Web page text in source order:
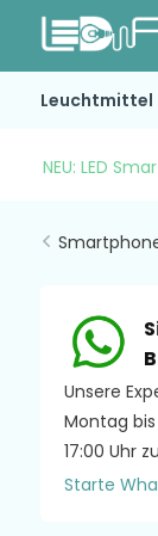
Leuchtmittel
NEU: LED
Unsere
Montag
17:00 Uhr
Starte